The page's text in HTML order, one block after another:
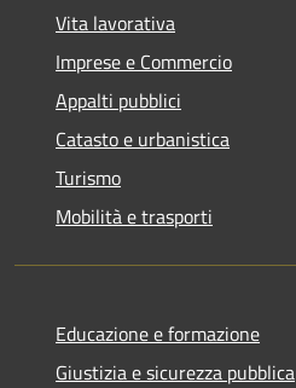
Vita lavorativa
Imprese e Commercio
Appalti pubblici
Catasto e urbanistica
Turismo
Mobilità e trasporti
Educazione e formazione
Giustizia e sicurezza pubblica